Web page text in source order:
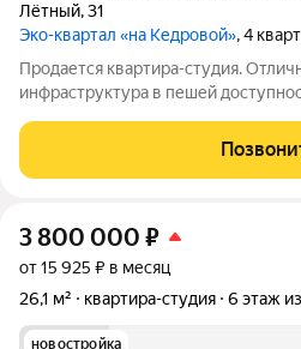
Лётный,31
Эко-квартал «на Кедровой», 4
Продается квартира-студия.
инфраструктура в пешей
3 800 000 ₽
от 15 925 ₽ в месяц
26,1 м²
квартира-студия 6 этаж
новостройка